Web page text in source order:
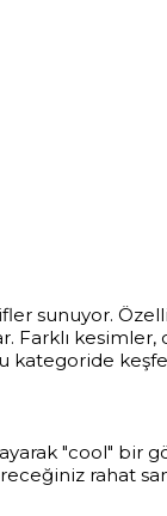
sunuyor.
Farklı
kategoride
"cool" bir
rahat